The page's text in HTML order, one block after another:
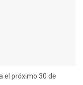
el próximo 30 de